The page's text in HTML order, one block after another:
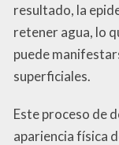
resultado, la
retener agua, lo
puede
superficiales.
Este proceso de
apariencia física